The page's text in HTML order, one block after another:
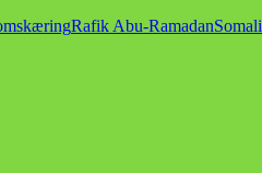
Rafik Abu-Ramadan